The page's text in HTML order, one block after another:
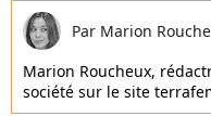
Par Marion
Marion Roucheux,
société sur le site